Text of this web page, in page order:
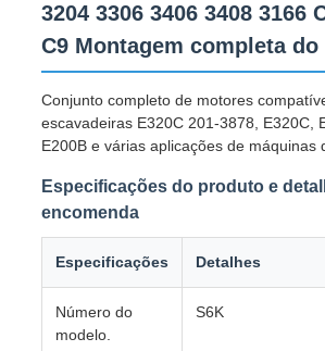
3204 3306 3406 3408 3166
C9 Montagem completa
Conjunto completo de motores
escavadeiras E320C 201-3878, E320C,
E200B e várias aplicações de máquinas
Especificações do produto e
encomenda
Especificações Detalhes
Número do
modelo.
S6K